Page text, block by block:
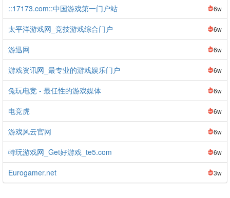
::17173.com::中国游戏第一门户站 6w
太平洋游戏网_竞技游戏综合门户 6w
游迅网 6w
游戏资讯网_最专业的游戏娱乐门户 6w
兔玩电竞 - 最任性的游戏媒体 6w
电竞虎 6w
游戏风云官网 6w
特玩游戏网_Get好游戏_te5.com 6w
Eurogamer.net 3w